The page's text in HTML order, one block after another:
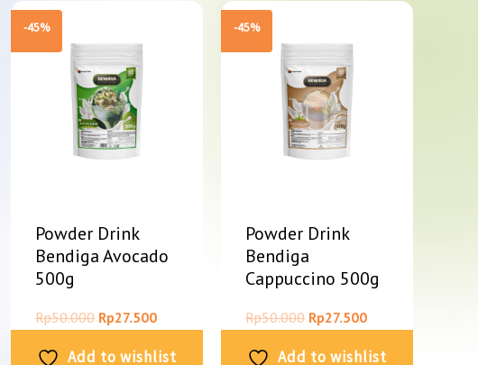
-45%
Powder Drink
Bendiga Avocado
500g
Rp50.000 Rp27.500
Add to wishlist
-45%
Powder Drink
Bendiga
Cappuccino 500g
Rp50.000 Rp27.500
Add to wishlist